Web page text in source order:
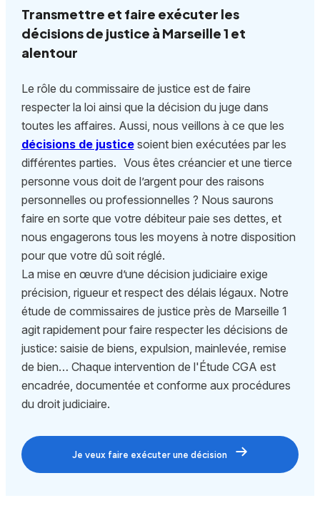
Transmettre et faire exécuter les
décisions de justice à Marseille 1 et
alentour
Le rôle du commissaire de justice est de faire
respecter la loi ainsi que la décision du juge dans
toutes les affaires. Aussi, nous veillons à ce que les
décisions de justicesoient bien exécutées par les
différentes parties. Vous êtes créancier et une tierce
personne vous doit de l’argent pour des raisons
personnelles ou professionnelles ? Nous saurons
faire en sorte que votre débiteur paie ses dettes, et
nous engagerons tous les moyens à notre disposition
pour que votre dû soit réglé.
La mise en œuvre d’une décision judiciaire exige
précision, rigueur et respect des délais légaux. Notre
étude de commissaires de justice près de Marseille 1
agit rapidement pour faire respecter les décisions de
justice: saisie de biens, expulsion, mainlevée, remise
de bien… Chaque intervention de l'Étude CGA est
encadrée, documentée et conforme aux procédures
du droit judiciaire.
Je veux faire exécuter une décision